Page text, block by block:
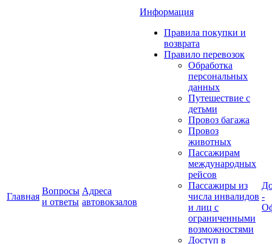
Главная
Вопросы
и ответы
Адреса
автовокзалов
Информация
Правила покупки и
возврата
Правило перевозок
Обработка
персональных
данных
Путешествие с
детьми
Провоз багажа
Провоз
животных
Пассажирам
международных
рейсов
Пассажиры из
числа инвалидов
и лиц с
ограниченными
возможностями
Доступ в
-